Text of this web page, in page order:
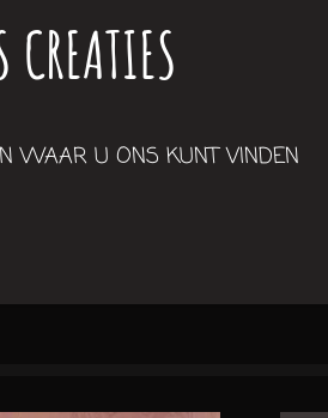
WAAR U ONS KUNT VINDEN